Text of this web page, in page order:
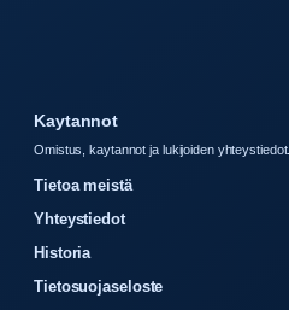
Kaytannot
Omistus, kaytannot ja lukijoiden yhteystiedot.
Tietoa meistä
Yhteystiedot
Historia
Tietosuojaseloste